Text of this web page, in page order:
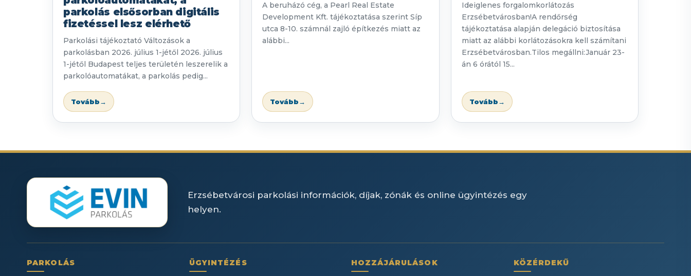
parkolás elsősorban digitális
fizetéssel lesz elérhető
Parkolási tájékoztató Változások a
parkolásban 2026. július 1-jétől 2026. július
1-jétől Budapest teljes területén leszerelik a
parkolóautomatákat, a parkolás pedig...
Tovább→
A beruházó cég, a Pearl Real Estate
Development Kft. tájékoztatása szerint Síp
utca 8-10. számnál zajló építkezés miatt az
alábbi...
Tovább→
Ideiglenes forgalomkorlátozás
Erzsébetvárosban!A rendőrség
tájékoztatása alapján delegáció biztosítása
miatt az alábbi korlátozásokra kell számítani
Erzsébetvárosban.Tilos megállni:Január 23-
án 6 órától 15...
Tovább→
Erzsébetvárosi parkolási információk, díjak, zónák és online ügyintézés egy
helyen.
PARKOLÁS ÜGYINTÉZÉS HOZZÁJÁRULÁSOK KÖZÉRDEKŰ